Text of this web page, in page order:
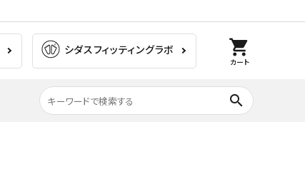
シダスフィッティングラボ shopping_cart
カート
search